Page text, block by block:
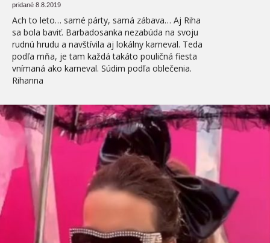
pridané 8.8.2019
Ach to leto… samé párty, samá zábava… Aj Riha
sa bola baviť. Barbadosanka nezabúda na svoju
rudnú hrudu a navštívila aj lokálny karneval. Teda
podľa mňa, je tam každá takáto pouličná fiesta
vnímaná ako karneval. Súdim podľa oblečenia.
Rihanna